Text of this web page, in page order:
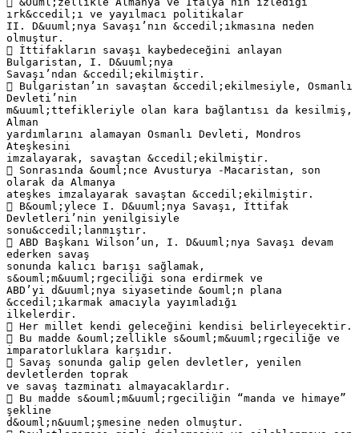
ırk&ccedil;ı ve yayılmacı politikalar
II. D&uuml;nya Savaşı’nın &ccedil;ıkmasına neden
olmuştur.
 İttifakların savaşı kaybedeceğini anlayan
Bulgaristan, I. D&uuml;nya
Savaşı’ndan &ccedil;ekilmiştir.
 Bulgaristan’ın savaştan &ccedil;ekilmesiyle, Osmanlı
Devleti’nin
m&uuml;ttefikleriyle olan kara bağlantısı da kesilmiş,
Alman
yardımlarını alamayan Osmanlı Devleti, Mondros
Ateşkesini
imzalayarak, savaştan &ccedil;ekilmiştir.
 Sonrasında &ouml;nce Avusturya -Macaristan, son
olarak da Almanya
ateşkes imzalayarak savaştan &ccedil;ekilmiştir.
 B&ouml;ylece I. D&uuml;nya Savaşı, İttifak
Devletleri’nin yenilgisiyle
sonu&ccedil;lanmıştır.
 ABD Başkanı Wilson’un, I. D&uuml;nya Savaşı devam
ederken savaş
sonunda kalıcı barışı sağlamak,
s&ouml;m&uuml;rgeciliği sona erdirmek ve
ABD’yi d&uuml;nya siyasetinde &ouml;n plana
&ccedil;ıkarmak amacıyla yayımladığı
ilkelerdir.
 Her millet kendi geleceğini kendisi belirleyecektir.
 Bu madde &ouml;zellikle s&ouml;m&uuml;rgeciliğe ve
imparatorluklara karşıdır.
 Savaş sonunda galip gelen devletler, yenilen
devletlerden toprak
ve savaş tazminatı almayacaklardır.
 Bu madde s&ouml;m&uuml;rgeciliğin “manda ve himaye”
şekline
d&ouml;n&uuml;şmesine neden olmuştur.